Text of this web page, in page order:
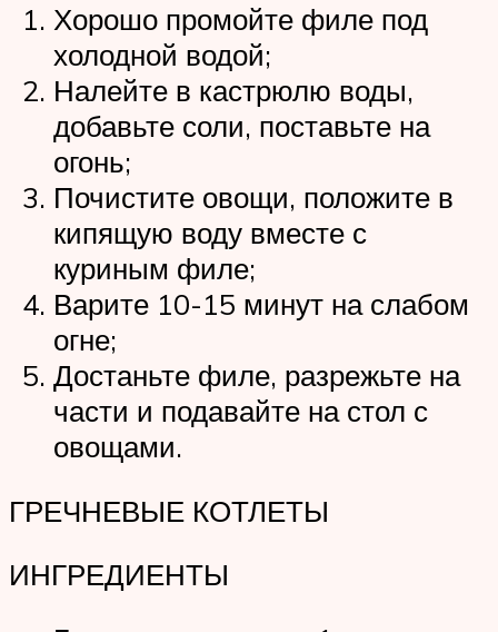
Хорошо промойте филе под
холодной водой;
Налейте в кастрюлю воды,
добавьте соли, поставьте на
огонь;
Почистите овощи, положите в
кипящую воду вместе с
куриным филе;
Варите 10-15 минут на слабом
огне;
Достаньте филе, разрежьте на
части и подавайте на стол с
овощами.
ГРЕЧНЕВЫЕ КОТЛЕТЫ
ИНГРЕДИЕНТЫ